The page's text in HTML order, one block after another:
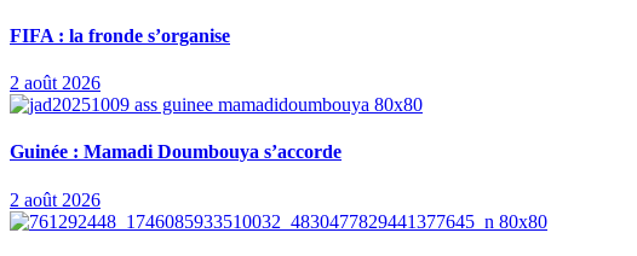
FIFA : la fronde s’organise
2 août 2026
Guinée : Mamadi Doumbouya s’accorde
2 août 2026